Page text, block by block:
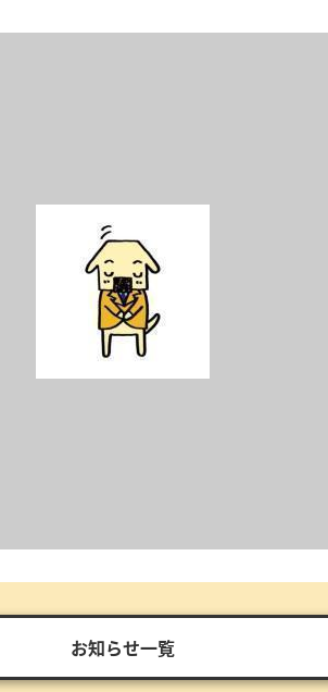
お知らせ一覧